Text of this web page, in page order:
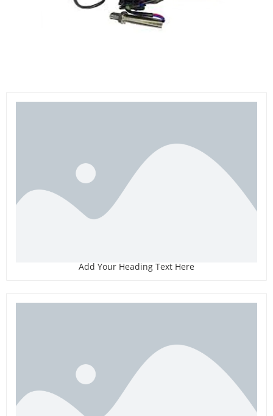
Add Your Heading Text Here